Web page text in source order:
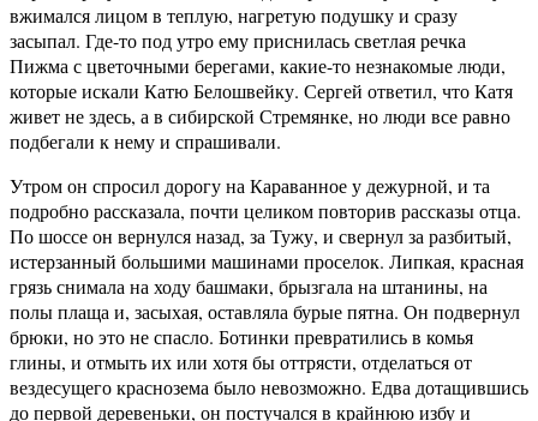
вжимался лицом в теплую, нагретую подушку и сразу
засыпал. Где-то под утро ему приснилась светлая речка
Пижма с цветочными берегами, какие-то незнакомые люди,
которые искали Катю Белошвейку. Сергей ответил, что Катя
живет не здесь, а в сибирской Стремянке, но люди все равно
подбегали к нему и спрашивали.
Утром он спросил дорогу на Караванное у дежурной, и та
подробно рассказала, почти целиком повторив рассказы отца.
По шоссе он вернулся назад, за Тужу, и свернул за разбитый,
истерзанный большими машинами проселок. Липкая, красная
грязь снимала на ходу башмаки, брызгала на штанины, на
полы плаща и, засыхая, оставляла бурые пятна. Он подвернул
брюки, но это не спасло. Ботинки превратились в комья
глины, и отмыть их или хотя бы оттрясти, отделаться от
вездесущего краснозема было невозможно. Едва дотащившись
до первой деревеньки, он постучался в крайнюю избу и